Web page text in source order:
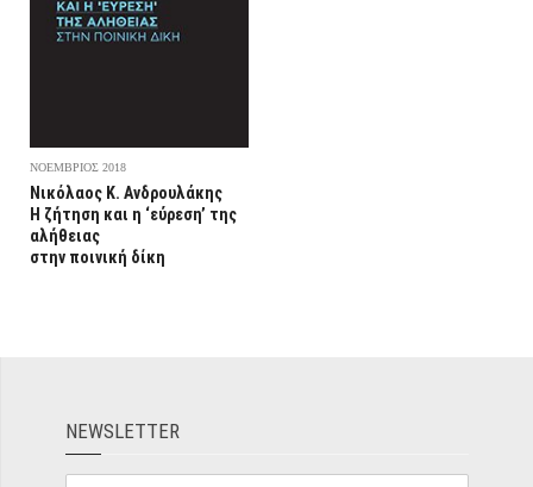
ΝΟΕΜΒΡΙΟΣ 2018
Νικόλαος Κ. Ανδρουλάκης
Η ζήτηση και η ‘εύρεση’ της
αλήθειας
στην ποινική δίκη
ΝEWSLETTER